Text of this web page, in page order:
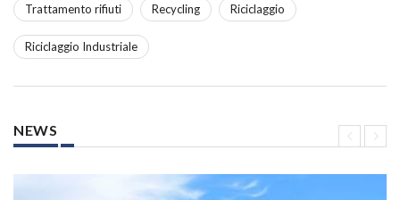
Trattamento rifiuti Recycling Riciclaggio
Riciclaggio Industriale
NEWS